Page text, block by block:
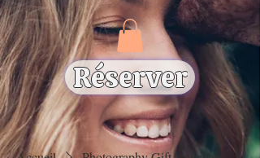
Réserver